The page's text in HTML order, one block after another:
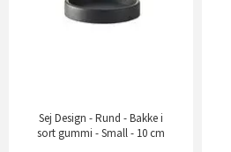
Sej Design - Rund - Bakke i
sort gummi - Small - 10 cm